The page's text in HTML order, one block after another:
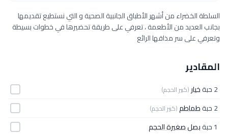
السلطة الخضراء من أشهر الأطباق الجانبية الصحية و التي نستطيع تقديمها
بجانب العديد من الأطعمة ، تعرفي على طريقة تحضيرها في خطوات بسيطة
وتعرفي على سر مذاقها الرائع
المقادير
2 حبة خيار (كبير الحجم)
2 حبة طماطم(كبير الحجم)
1 حبة
بصل صغيرة الحجم